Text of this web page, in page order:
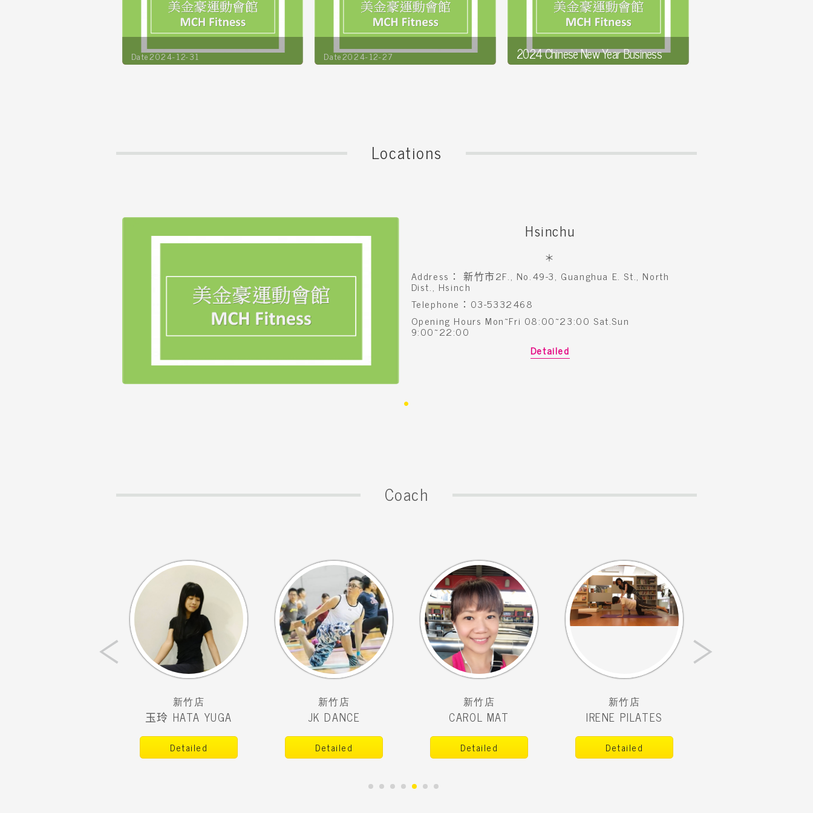
Date2024-12-31 Date2024-12-27
2024 Chinese New Year Business
Hours
Locations
Hsinchu
＊
Address： 新竹市2F., No.49-3, Guanghua E. St., North
Dist., Hsinch
Telephone：03-5332468
Opening Hours Mon~Fri 08:00~23:00 Sat.Sun
9:00~22:00
Detailed
•
Coach
新竹店
玉玲 HATA YUGA
Detailed
新竹店
JK DANCE
Detailed
新竹店
CAROL MAT
Detailed
新竹店
IRENE PILATES
Detailed
‹ ›